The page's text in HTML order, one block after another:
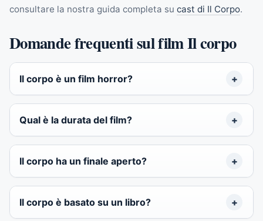
consultare la nostra guida completa su cast di Il Corpo.
Domande frequenti sul film Il corpo
Il corpo è un film horror?
Qual è la durata del film?
Il corpo ha un finale aperto?
Il corpo è basato su un libro?